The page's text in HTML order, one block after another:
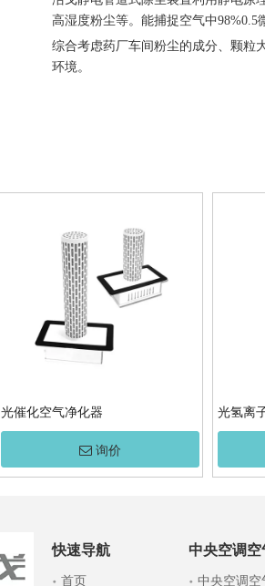
高湿度粉尘等。能捕捉空气中98%0.5
综合考虑药厂车间粉尘的成分、颗粒
环境。
光催化空气净化器
询价
光氢离
快速导航
首页
中央空调
中央空调空